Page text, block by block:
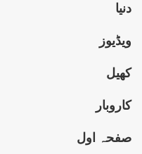
دنیا
ویڈیوز
کھیل
کاروبار
صفحہ اول